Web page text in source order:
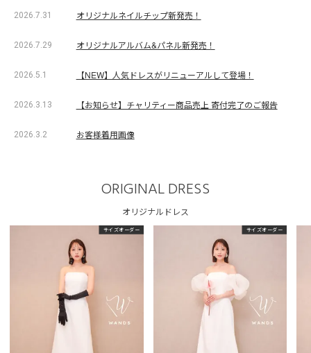
2026.7.31 オリジナルネイルチップ新発売！
2026.7.29 オリジナルアルバム&パネル新発売！
2026.5.1 【NEW】人気ドレスがリニューアルして登場！
2026.3.13 【お知らせ】チャリティー商品売上 寄付完了のご報告
2026.3.2 お客様着用画像
ORIGINAL DRESS
オリジナルドレス
サイズオーダー サイズオーダー